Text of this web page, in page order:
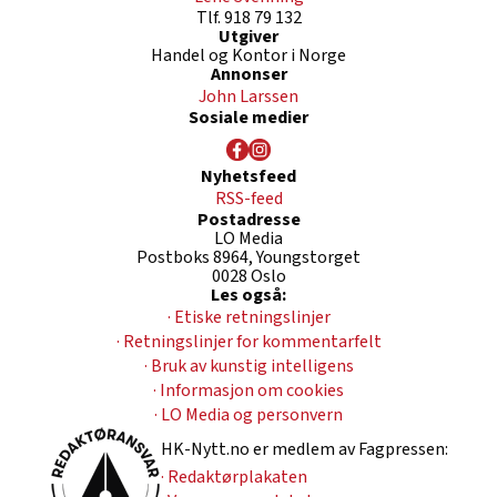
NG Kiwi Nord AS avd. Alta Sentrum
Nilsson Haras AS avd. Andenes
Princess-Gruppen AS avd. Harstad
Voice Norge AS Match Kanebogen
ARK Bokhandel AS ARK Lagunen
Europris Butikkdrift AS Europris Sartor
Sport Holding Retail AS Intersport Bergen
Krogh Optikk AS avd. Storo
Storytel AS
Ting AS avd. North
CEWE Norge AS avd. Fredrikstad
CEWE Norge AS avd. Moss
Hennes & Mauritz AS avd. Stortorvet
Tlf. 918 79 132
Utgiver
Handel og Kontor i Norge
Annonser
John Larssen
Sosiale medier
Nyhetsfeed
RSS-feed
Postadresse
LO Media
Postboks 8964, Youngstorget
0028 Oslo
Les også:
· Etiske retningslinjer
· Retningslinjer for kommentarfelt
· Bruk av kunstig intelligens
· Informasjon om cookies
· LO Media og personvern
HK-Nytt.no er medlem av Fagpressen:
· Redaktørplakaten